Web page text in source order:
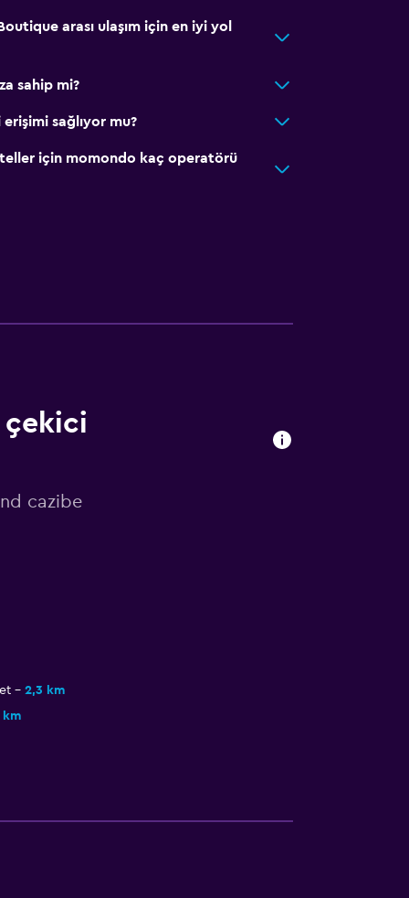
arası ulaşım için en iyi yol
sahip mi?
sağlıyor mu?
için momondo kaç operatörü
çekici
cazibe
2,3 km
km